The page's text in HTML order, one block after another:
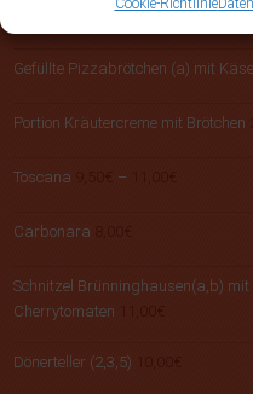
Cookie-Richtlinie
10,50€
Gefüllte Pizzabrötchen (a) mit Käse
Portion Kräutercreme mit Brötchen
Toscana –
Carbonara
Schnitzel Brünninghausen(a,b)
Cherrytomaten
Dönerteller (2,3,5)